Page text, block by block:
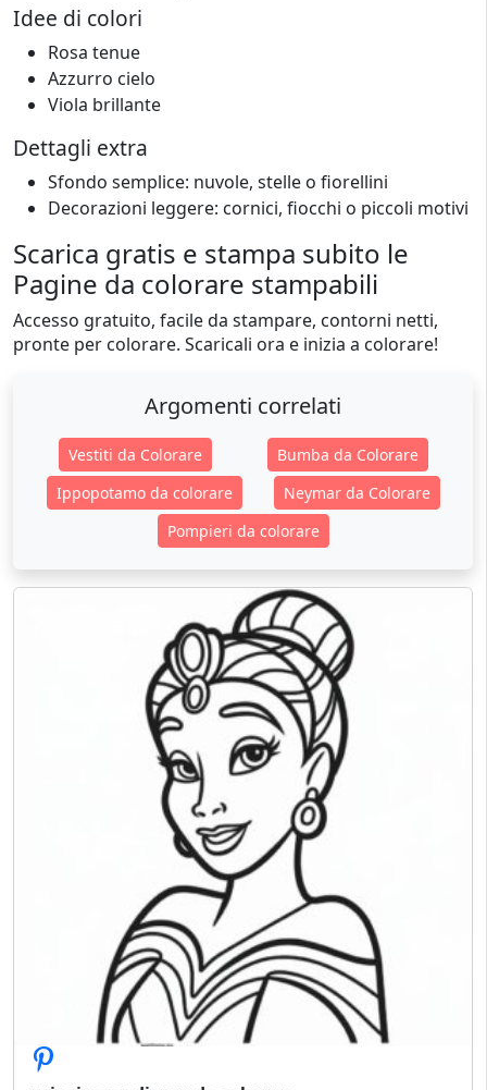
Idee di colori
Rosa tenue
Azzurro cielo
Viola brillante
Dettagli extra
Sfondo semplice: nuvole, stelle o fiorellini
Decorazioni leggere: cornici, fiocchi o piccoli motivi
Scarica gratis e stampa subito le
Pagine da colorare stampabili
Accesso gratuito, facile da stampare, contorni netti,
pronte per colorare. Scaricali ora e inizia a colorare!
Argomenti correlati
Vestiti da Colorare
Bumba da Colorare
Ippopotamo da colorare
Neymar da Colorare
Pompieri da colorare